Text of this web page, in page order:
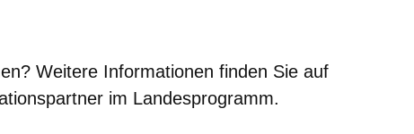
Weitere Informationen finden Sie auf
im Landesprogramm.